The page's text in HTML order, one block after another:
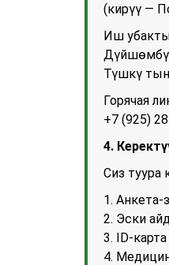
(кирүү —
Иш
Түшкү
Горячая
+7 (925)
4.
Сиз туура
1. Анкета-
2. Эски
3. ID-
4.